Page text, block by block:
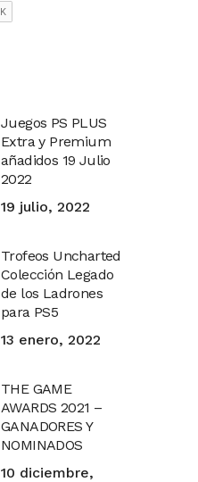
Juegos PS PLUS
Extra y Premium
añadidos 19 Julio
2022
19 julio, 2022
Trofeos Uncharted
Colección Legado
de los Ladrones
para PS5
13 enero, 2022
THE GAME
AWARDS 2021 –
GANADORES Y
NOMINADOS
10 diciembre,